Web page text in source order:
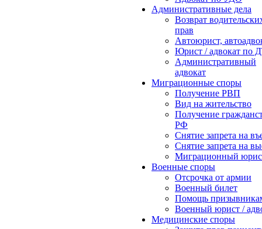
Административные дела
Возврат
прав
Автоюрист,
Юрист / адвокат по
Административный
адвокат
Миграционные споры
Получение РВП
Вид на жительство
Получение
РФ
Снятие запрета на
Снятие запрета на
Миграционный
Военные споры
Отсрочка от армии
Военный билет
Помощь
Военный юрист /
Медицинские споры